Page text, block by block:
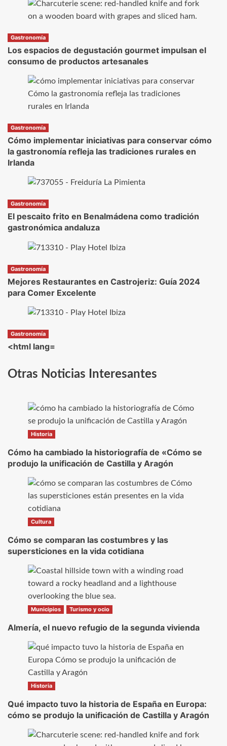
Gastronomía
Los espacios de degustación gourmet impulsan el
consumo de productos artesanales
Gastronomía
Cómo implementar iniciativas para conservar cómo
la gastronomía refleja las tradiciones rurales en
Irlanda
Gastronomía
El pescaito frito en Benalmádena como tradición
gastronómica andaluza
Gastronomía
Mejores Restaurantes en Castrojeriz: Guía 2024
para Comer Excelente
Gastronomía
<html lang=
Otras Noticias Interesantes
Historia
Cómo ha cambiado la historiografía de «Cómo se
produjo la unificación de Castilla y Aragón
Cultura
Cómo se comparan las costumbres y las
supersticiones en la vida cotidiana
Municipios Turismo y ocio
Almería, el nuevo refugio de la segunda vivienda
Historia
Qué impacto tuvo la historia de España en Europa:
cómo se produjo la unificación de Castilla y Aragón